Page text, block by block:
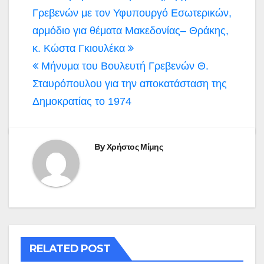
άρθρων
Γρεβενών με τον Υφυπουργό Εσωτερικών,
αρμόδιο για θέματα Μακεδονίας– Θράκης,
κ. Κώστα Γκιουλέκα
Μήνυμα του Βουλευτή Γρεβενών Θ.
Σταυρόπουλου για την αποκατάσταση της
Δημοκρατίας το 1974
ByΧρήστος Μίμης
RELATED POST